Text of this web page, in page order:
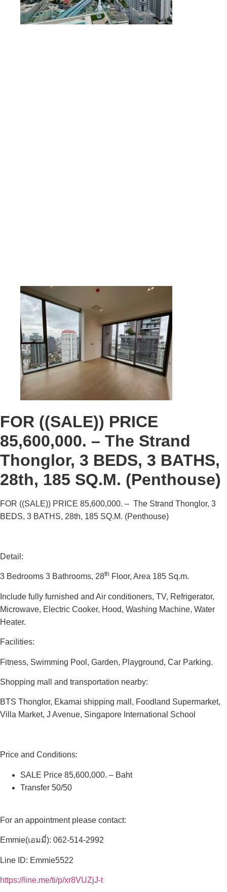
FOR ((SALE)) PRICE
85,600,000. – The Strand
Thonglor, 3 BEDS, 3 BATHS,
28th, 185 SQ.M. (Penthouse)
FOR ((SALE)) PRICE 85,600,000. – The Strand Thonglor, 3
BEDS, 3 BATHS, 28th, 185 SQ.M. (Penthouse)
Detail:
3 Bedrooms 3 Bathrooms, 28th Floor, Area 185 Sq.m.
Include fully furnished and Air conditioners, TV, Refrigerator,
Microwave, Electric Cooker, Hood, Washing Machine, Water
Heater.
Facilities:
Fitness, Swimming Pool, Garden, Playground, Car Parking.
Shopping mall and transportation nearby:
BTS Thonglor, Ekamai shipping mall, Foodland Supermarket,
Villa Market, J Avenue, Singapore International School
Price and Conditions:
SALE Price 85,600,000. – Baht
Transfer 50/50
For an appointment please contact:
Emmie(เอมมี่): 062-514-2992
Line ID: Emmie5522
https://line.me/ti/p/xr8VUZjJ-t